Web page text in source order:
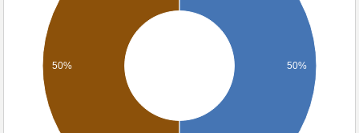
50% 50%